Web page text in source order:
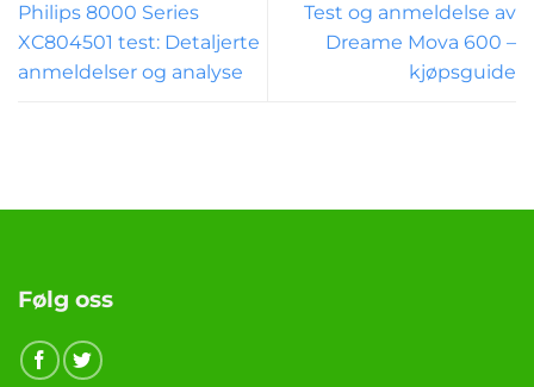
Philips 8000 Series
XC804501 test: Detaljerte
anmeldelser og analyse
Test og anmeldelse av
Dreame Mova 600 –
kjøpsguide
Følg oss